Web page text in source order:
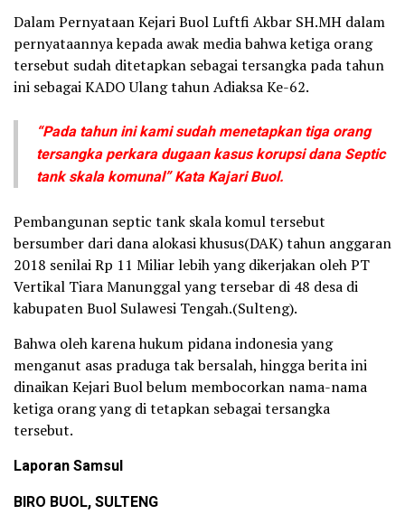
Dalam Pernyataan Kejari Buol Luftfi Akbar SH.MH dalam
pernyataannya kepada awak media bahwa ketiga orang
tersebut sudah ditetapkan sebagai tersangka pada tahun
ini sebagai KADO Ulang tahun Adiaksa Ke-62.
“Pada tahun ini kami sudah menetapkan tiga orang
tersangka perkara dugaan kasus korupsi dana Septic
tank skala komunal” Kata Kajari Buol.
Pembangunan septic tank skala komul tersebut
bersumber dari dana alokasi khusus(DAK) tahun anggaran
2018 senilai Rp 11 Miliar lebih yang dikerjakan oleh PT
Vertikal Tiara Manunggal yang tersebar di 48 desa di
kabupaten Buol Sulawesi Tengah.(Sulteng).
Bahwa oleh karena hukum pidana indonesia yang
menganut asas praduga tak bersalah, hingga berita ini
dinaikan Kejari Buol belum membocorkan nama-nama
ketiga orang yang di tetapkan sebagai tersangka
tersebut.
Laporan Samsul
BIRO BUOL, SULTENG